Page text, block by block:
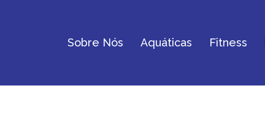
Sobre Nós Aquáticas Fitness